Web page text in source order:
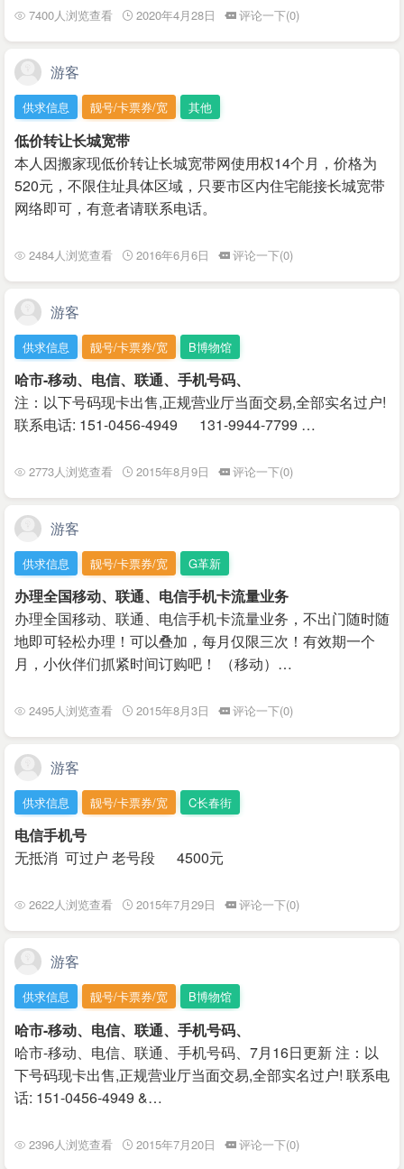
7400人浏览查看 2020年4月28日 评论一下(0)
游客
供求信息 靓号/卡票券/宽 其他
低价转让长城宽带
本人因搬家现低价转让长城宽带网使用权14个月，价格为
520元，不限住址具体区域，只要市区内住宅能接长城宽带
网络即可，有意者请联系电话。
2484人浏览查看 2016年6月6日 评论一下(0)
游客
供求信息 靓号/卡票券/宽 B博物馆
哈市-移动、电信、联通、手机号码、
注：以下号码现卡出售,正规营业厅当面交易,全部实名过户!
联系电话: 151-0456-4949 131-9944-7799 …
2773人浏览查看 2015年8月9日 评论一下(0)
游客
供求信息 靓号/卡票券/宽 G革新
办理全国移动、联通、电信手机卡流量业务
办理全国移动、联通、电信手机卡流量业务，不出门随时随
地即可轻松办理！可以叠加，每月仅限三次！有效期一个
月，小伙伴们抓紧时间订购吧！ （移动）…
2495人浏览查看 2015年8月3日 评论一下(0)
游客
供求信息 靓号/卡票券/宽 C长春街
电信手机号
无抵消 可过户 老号段 4500元
2622人浏览查看 2015年7月29日 评论一下(0)
游客
供求信息 靓号/卡票券/宽 B博物馆
哈市-移动、电信、联通、手机号码、
哈市-移动、电信、联通、手机号码、7月16日更新 注：以
下号码现卡出售,正规营业厅当面交易,全部实名过户! 联系电
话: 151-0456-4949 &…
2396人浏览查看 2015年7月20日 评论一下(0)